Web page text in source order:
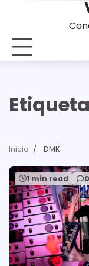
contenido
Inicio DMK
1 min read 0